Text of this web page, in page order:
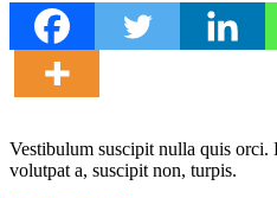
Vestibulum suscipit nulla quis orci.
volutpat a, suscipit non, turpis.